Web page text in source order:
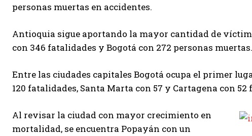
personas muertas en accidentes.
Antioquia sigue aportando la mayor cantidad de
con 346 fatalidades y Bogotá con 272 personas muertas.
Entre las ciudades capitales Bogotá ocupa el primer
120 fatalidades, Santa Marta con 57 y Cartagena con
Al revisar la ciudad con mayor crecimiento en
mortalidad, se encuentra Popayán con un